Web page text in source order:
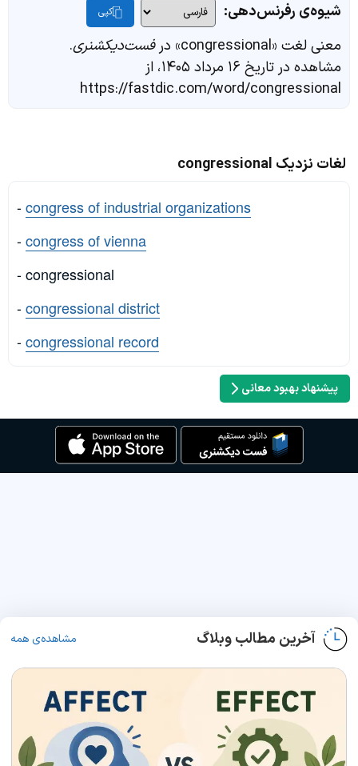
شیوه‌ی رفرنس‌دهی: کپی
معنی لغت «congressional» در فست‌دیکشنری.
مشاهده در تاریخ ۱۶ مرداد ۱۴۰۵، از
https://fastdic.com/word/congressional
لغات نزدیک congressional
-congress of industrial organizations
-congress of vienna
- congressional
-congressional district
-congressional record
پیشنهاد بهبود معانی
آخرین مطالب وبلاگ مشاهده‌ی همه